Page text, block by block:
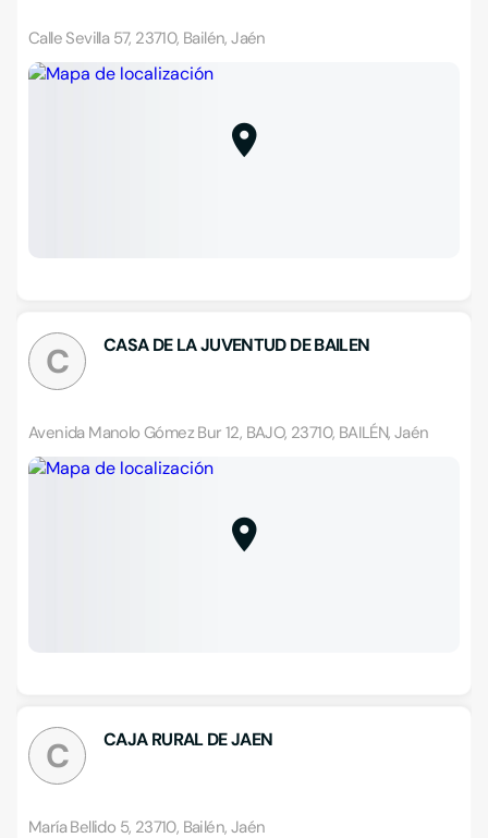
Calle Sevilla 57, 23710, Bailén, Jaén
C CASA DE LA JUVENTUD DE BAILEN
Avenida Manolo Gómez Bur 12, BAJO, 23710, BAILÉN, Jaén
C CAJA RURAL DE JAEN
María Bellido 5, 23710, Bailén, Jaén